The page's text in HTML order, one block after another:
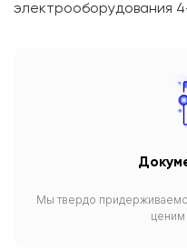
электрооборудования
Мы твердо
ценим